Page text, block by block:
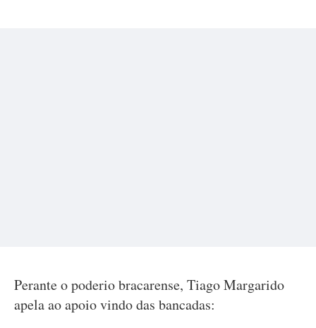
Perante o poderio bracarense, Tiago Margarido
apela ao apoio vindo das bancadas: